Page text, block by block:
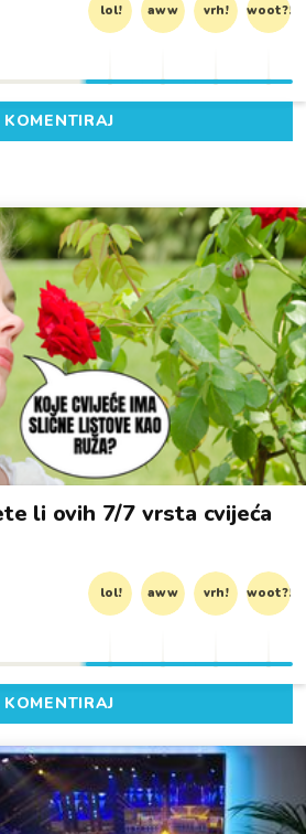
lol! aww vrh! woot?!
KOMENTIRAJ
li ovih 7/7 vrsta cvijeća
lol! aww vrh! woot?!
KOMENTIRAJ